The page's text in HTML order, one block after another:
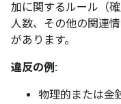
加に関するルール（
人数、その他の関連
があります。
違反の例:
物理的または金